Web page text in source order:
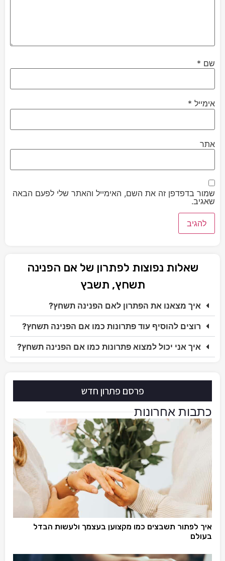
שם *
אימייל *
אתר
שמור בדפדפן זה את השם, האימייל והאתר שלי לפעם הבאה
שאגיב.
שאלות נפוצות לפתרון של אם הפנינה
תשחץ, תשבץ
איך מצאנו את הפתרון לאם הפנינה תשחץ?
רוצים להוסיף עוד פתרונות כמו אם הפנינה תשחץ?
איך אני יכול למצוא פתרונות כמו אם הפנינה תשחץ?
פרסם פתרון חדש
כתבות אחרונות
איך לפתור תשבצים כמו מקצוען בעצמך ולעשות הבדל
בעולם